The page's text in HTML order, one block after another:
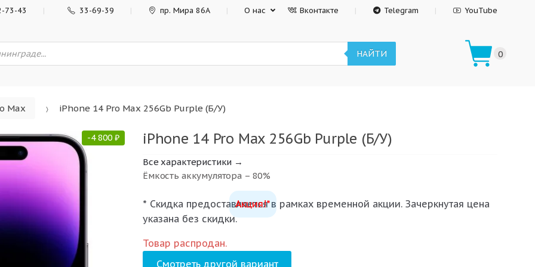
73-43 33-69-39 пр. Мира 86А О нас Вконтакте Telegram YouTube
НАЙТИ 0
Max iPhone 14 Pro Max 256Gb Purple (Б/У)
-4 800 ₽ iPhone 14 Pro Max 256Gb Purple (Б/У)
Все характеристики →
Ёмкость аккумулятора – 80%
Акция!*
* Скидка предоставляется в рамках временной акции. Зачеркнутая цена
указана без скидки.
Товар распродан.
Смотреть другой вариант